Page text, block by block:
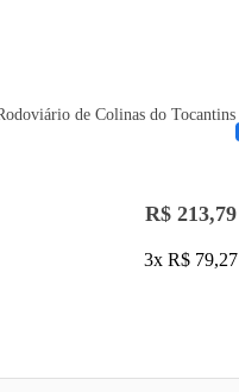
de Colinas do Tocantins
R$ 213,79
3x R$ 79,27